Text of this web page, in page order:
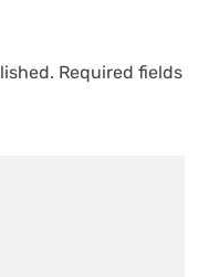
Required fields